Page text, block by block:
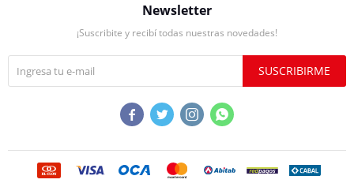
Newsletter
¡Suscribite y recibí todas nuestras novedades!
SUSCRIBIRME
   